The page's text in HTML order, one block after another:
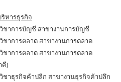
หารธุรกิจ
ชาการบัญชี สาขางานการบัญชี
ชาการตลาด สาขางานการตลาด
ชาการตลาด สาขางานการตลาด
คี)
ชาธุรกิจค้าปลีก สาขางานธุรกิจค้าปลึก